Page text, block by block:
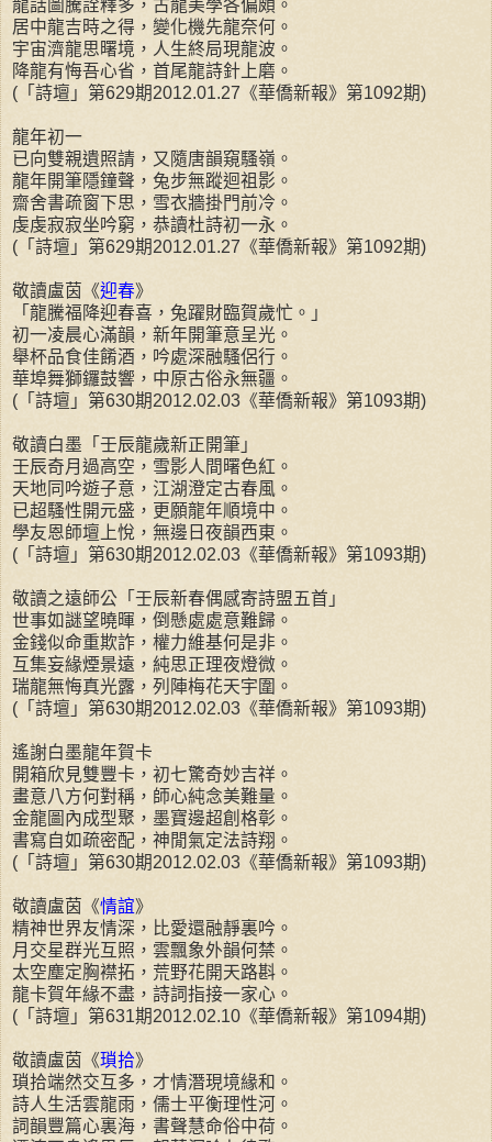
龍話圖騰詮釋多，古龍美學各偏頗。
居中龍吉時之得，變化機先龍奈何。
宇宙濟龍思曙境，人生終局現龍波。
降龍有悔吾心省，首尾龍詩針上磨。
(「詩壇」第629期2012.01.27《華僑新報》第1092期)
龍年初一
已向雙親遺照請，又隨唐韻窺騷嶺。
龍年開筆隱鐘聲，兔步無蹤迴祖影。
齋舍書疏窗下思，雪衣牆掛門前冷。
虔虔寂寂坐吟窮，恭讀杜詩初一永。
(「詩壇」第629期2012.01.27《華僑新報》第1092期)
敬讀盧茵《迎春》
「龍騰福降迎春喜，兔躍財臨賀歲忙。」
初一凌晨心滿韻，新年開筆意呈光。
舉杯品食佳餚酒，吟處深融騷侶行。
華埠舞獅鑼鼓響，中原古俗永無疆。
(「詩壇」第630期2012.02.03《華僑新報》第1093期)
敬讀白墨「壬辰龍歲新正開筆」
壬辰奇月過高空，雪影人間曙色紅。
天地同吟遊子意，江湖澄定古春風。
已超騷性開元盛，更願龍年順境中。
學友恩師壇上悅，無邊日夜韻西東。
(「詩壇」第630期2012.02.03《華僑新報》第1093期)
敬讀之遠師公「壬辰新春偶感寄詩盟五首」
世事如謎望曉暉，倒懸處處意難歸。
金錢似命重欺詐，權力維基何是非。
互集妄緣煙景遠，純思正理夜燈微。
瑞龍無悔真光露，列陣梅花天宇圍。
(「詩壇」第630期2012.02.03《華僑新報》第1093期)
遙謝白墨龍年賀卡
開箱欣見雙豐卡，初七驚奇妙吉祥。
畫意八方何對稱，師心純念美難量。
金龍圖內成型聚，墨寶邊超創格彰。
書寫自如疏密配，神閒氣定法詩翔。
(「詩壇」第630期2012.02.03《華僑新報》第1093期)
敬讀盧茵《情誼》
精神世界友情深，比愛還融靜裏吟。
月交星群光互照，雲飄象外韻何禁。
太空塵定胸襟拓，荒野花開天路斟。
龍卡賀年緣不盡，詩詞指接一家心。
(「詩壇」第631期2012.02.10《華僑新報》第1094期)
敬讀盧茵《瑣拾》
瑣拾端然交互多，才情潛現境緣和。
詩人生活雲龍雨，儒士平衡理性河。
詞韻豐篇心裏海，書聲慧命俗中荷。